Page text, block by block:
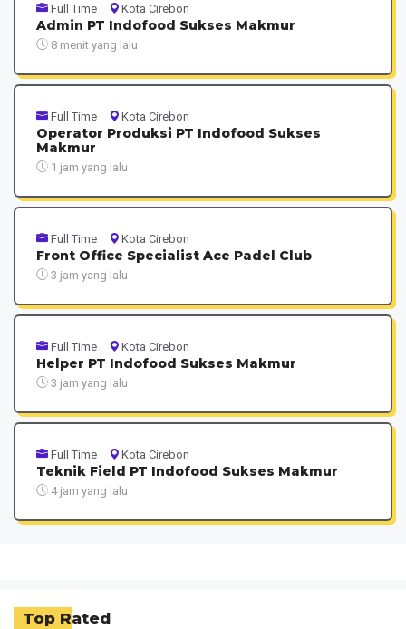
Full Time Kota Cirebon
Admin PT Indofood Sukses Makmur
8 menit yang lalu
Full Time Kota Cirebon
Operator Produksi PT Indofood Sukses
Makmur
1 jam yang lalu
Full Time Kota Cirebon
Front Office Specialist Ace Padel Club
3 jam yang lalu
Full Time Kota Cirebon
Helper PT Indofood Sukses Makmur
3 jam yang lalu
Full Time Kota Cirebon
Teknik Field PT Indofood Sukses Makmur
4 jam yang lalu
Top Rated